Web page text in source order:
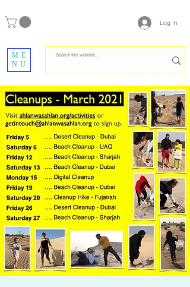
Log In
ME
NU